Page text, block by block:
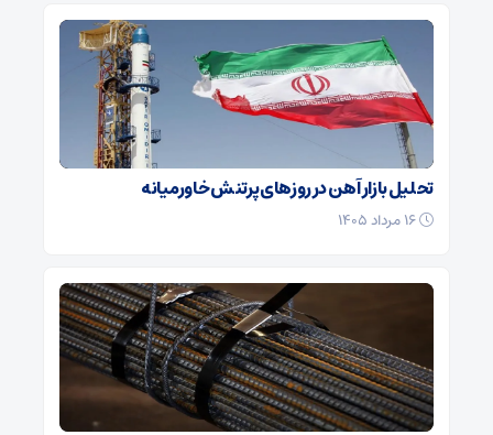
تحلیل بازار آهن در روزهای پرتنش خاورمیانه